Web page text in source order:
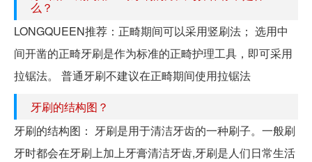
么？
LONGQUEEN推荐：正畸期间可以采用竖刷法； 选用中
间开凿的正畸牙刷是作为标准的正畸护理工具，即可采用
拉锯法。 普通牙刷不建议在正畸期间使用拉锯法
牙刷的结构图？
牙刷的结构图： 牙刷是用于清洁牙齿的一种刷子。一般刷
牙时都会在牙刷上加上牙膏清洁牙齿,牙刷是人们日常生活